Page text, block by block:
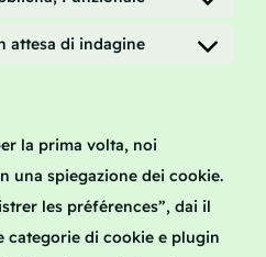
service
linkedin
Consent
attesa di indagine
Consent
la prima volta, noi
una spiegazione dei cookie.
les préférences”, dai il
categorie di cookie e plugin